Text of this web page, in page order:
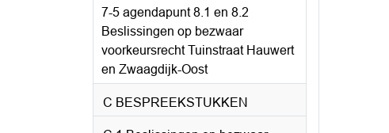
7-5 agendapunt 8.1 en 8.2
Beslissingen op bezwaar
voorkeursrecht Tuinstraat Hauwert
en Zwaagdijk-Oost
C BESPREEKSTUKKEN